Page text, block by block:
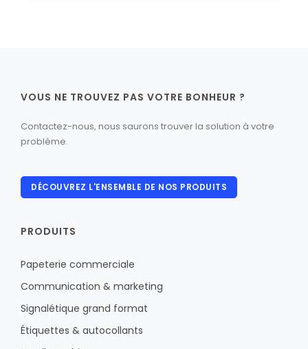
VOUS NE TROUVEZ PAS VOTRE BONHEUR ?
Contactez-nous, nous saurons trouver la solution à votre
problème.
DÉCOUVREZ L'ENSEMBLE DE NOS PRODUITS
PRODUITS
Papeterie commerciale
Communication & marketing
Signalétique grand format
Étiquettes & autocollants